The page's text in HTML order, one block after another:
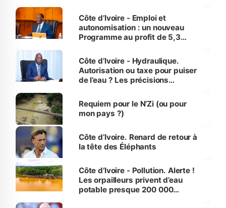
et Yamoussoukro
Côte d’Ivoire - Emploi et
autonomisation : un nouveau
Programme au profit de 5,3
Côte d’Ivoire - Hydraulique.
Autorisation ou taxe pour puiser
de l’eau ? Les précisions
Requiem pour le N’Zi (ou pour
mon pays ?)
Côte d’Ivoire. Renard de retour à
la tête des Éléphants
Côte d’Ivoire - Pollution. Alerte !
Les orpailleurs privent d’eau
potable presque 200 000